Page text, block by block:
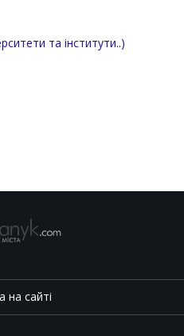
та інститути..)
на сайті